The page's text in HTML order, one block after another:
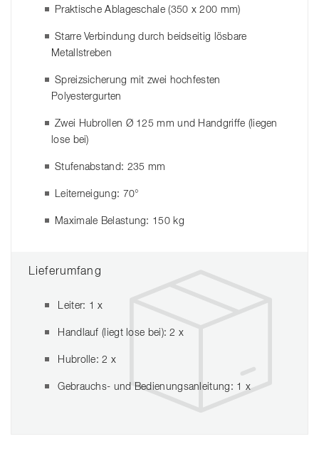
Praktische Ablageschale (350 x 200 mm)
Starre Verbindung durch beidseitig lösbare
Metallstreben
Spreizsicherung mit zwei hochfesten
Polyestergurten
Zwei Hubrollen Ø 125 mm und Handgriffe (liegen
lose bei)
Stufenabstand: 235 mm
Leiterneigung: 70°
Maximale Belastung: 150 kg
Lieferumfang
Leiter: 1 x
Handlauf (liegt lose bei): 2 x
Hubrolle: 2 x
Gebrauchs- und Bedienungsanleitung: 1 x